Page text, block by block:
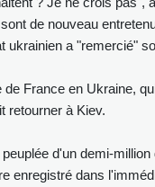
de nouveau
ukrainien a "remercié"
France en Ukraine,
retourner à Kiev.
d'un demi-
enregistré dans